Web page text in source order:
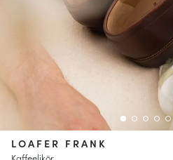
LOAFER FRANK
Kaffeelikör